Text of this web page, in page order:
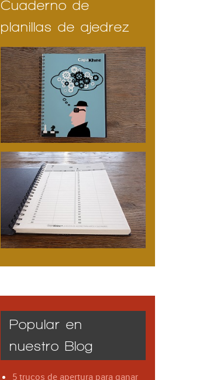
Cuaderno de
planillas de ajedrez
Popular en
nuestro Blog
5 trucos de apertura para ganar